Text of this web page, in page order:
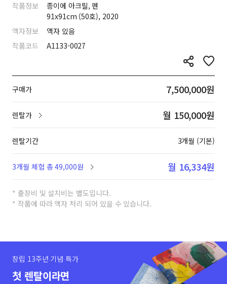
작품정보
종이에 아크릴, 펜
91x91cm (50호), 2020
액자정보
액자 있음
작품코드
A1133-0027
구매가 7,500,000원
렌탈가 월 150,000원
렌탈기간 3개월 (기본)
3개월 체험 총 49,000원 월 16,334원
* 출장비 및 설치비는 별도입니다.
* 작품에 따라 액자 처리 되어 있을 수 있습니다.
창립 13주년 기념 특가
첫 렌탈이라면